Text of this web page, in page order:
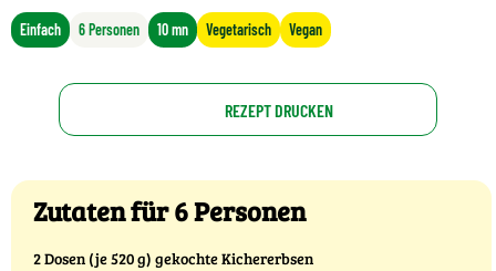
Einfach 6 Personen 10 mn Vegetarisch Vegan
REZEPT DRUCKEN
Zutaten für 6 Personen
2 Dosen (je 520 g) gekochte Kichererbsen